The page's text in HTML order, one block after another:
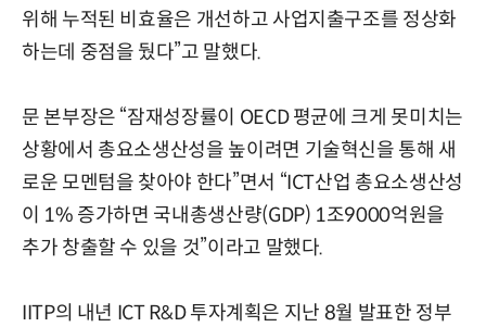
위해 누적된 비효율은 개선하고 사업지출구조를 정상화
하는데 중점을 뒀다”고 말했다.
문 본부장은 “잠재성장률이 OECD 평균에 크게 못미치는
상황에서 총요소생산성을 높이려면 기술혁신을 통해 새
로운 모멘텀을 찾아야 한다”면서 “ICT산업 총요소생산성
이 1% 증가하면 국내총생산량(GDP) 1조9000억원을
추가 창출할 수 있을 것”이라고 말했다.
IITP의 내년 ICT R&D 투자계획은 지난 8월 발표한 정부